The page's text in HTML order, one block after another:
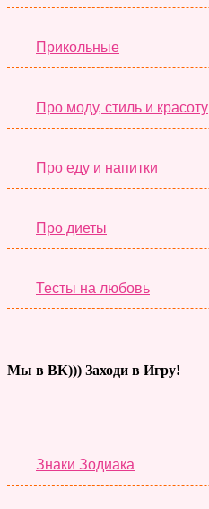
Прикольные
Про моду, стиль и красоту
Про еду и напитки
Про диеты
Тесты на любовь
Мы в ВК))) Заходи в Игру!
Знаки Зодиака